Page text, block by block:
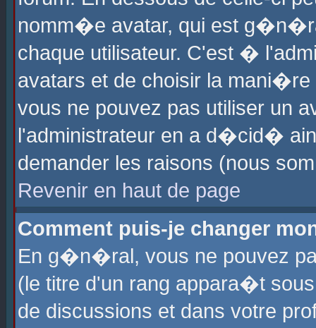
nomm�e avatar, qui est
chaque utilisateur. C'est �
avatars et de choisir la
vous ne pouvez pas utiliser un
l'administrateur en a d�cid�
demander les raisons (nous
Revenir en haut de page
Comment puis-je changer
En g�n�ral, vous ne pouvez
(le titre d'un rang appara�t
de discussions et dans votre